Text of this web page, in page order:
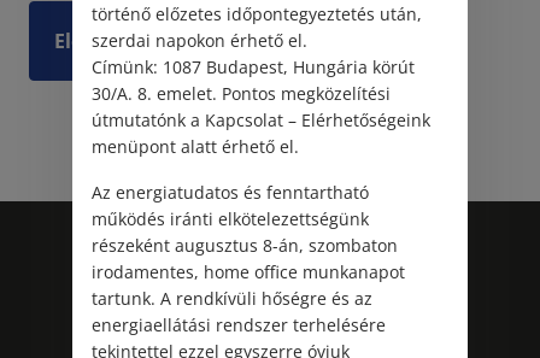
Elolvasom
történő előzetes időpontegyeztetés után,
szerdai napokon érhető el.
Címünk: 1087 Budapest, Hungária körút
30/A. 8. emelet. Pontos megközelítési
útmutatónk a Kapcsolat – Elérhetőségeink
menüpont alatt érhető el.
Az energiatudatos és fenntartható
működés iránti elkötelezettségünk
részeként augusztus 8-án, szombaton
irodamentes, home office munkanapot
tartunk. A rendkívüli hőségre és az
energiaellátási rendszer terhelésére
tekintettel ezzel egyszerre óvjuk